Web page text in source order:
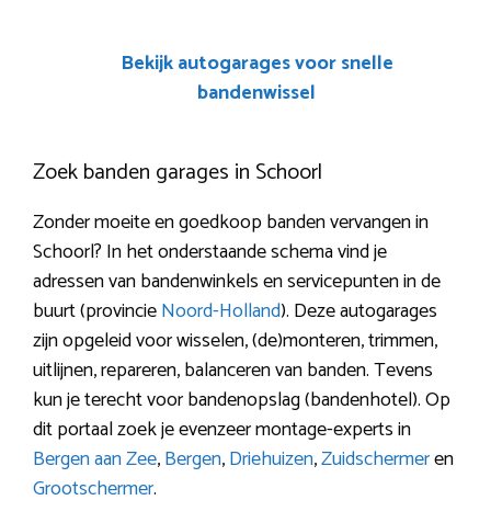
Bekijk autogarages voor snelle
bandenwissel
Zoek banden garages in Schoorl
Zonder moeite en goedkoop banden vervangen in
Schoorl? In het onderstaande schema vind je
adressen van bandenwinkels en servicepunten in de
buurt (provincieNoord-Holland). Deze autogarages
zijn opgeleid voor wisselen, (de)monteren, trimmen,
uitlijnen, repareren, balanceren van banden. Tevens
kun je terecht voor bandenopslag (bandenhotel). Op
dit portaal zoek je evenzeer montage-experts in
Bergen aan Zee,Bergen,Driehuizen,Zuidschermeren
Grootschermer.